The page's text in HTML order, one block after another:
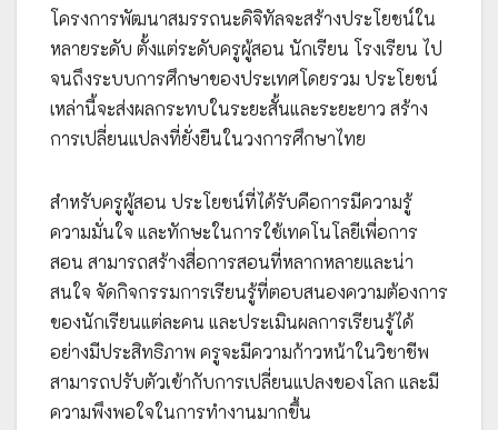
โครงการพัฒนาสมรรถนะดิจิทัลจะสร้างประโยชน์ใน
หลายระดับ ตั้งแต่ระดับครูผู้สอน นักเรียน โรงเรียน ไป
จนถึงระบบการศึกษาของประเทศโดยรวม ประโยชน์
เหล่านี้จะส่งผลกระทบในระยะสั้นและระยะยาว สร้าง
การเปลี่ยนแปลงที่ยั่งยืนในวงการศึกษาไทย
สำหรับครูผู้สอน ประโยชน์ที่ได้รับคือการมีความรู้
ความมั่นใจ และทักษะในการใช้เทคโนโลยีเพื่อการ
สอน สามารถสร้างสื่อการสอนที่หลากหลายและน่า
สนใจ จัดกิจกรรมการเรียนรู้ที่ตอบสนองความต้องการ
ของนักเรียนแต่ละคน และประเมินผลการเรียนรู้ได้
อย่างมีประสิทธิภาพ ครูจะมีความก้าวหน้าในวิชาชีพ
สามารถปรับตัวเข้ากับการเปลี่ยนแปลงของโลก และมี
ความพึงพอใจในการทำงานมากขึ้น